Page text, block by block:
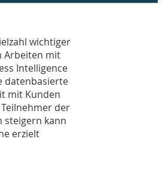
wichtiger
Arbeiten mit
Intelligence
datenbasierte
mit Kunden
der
steigern kann
erzielt